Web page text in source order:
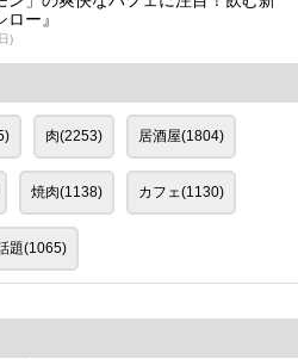
ー』
)
肉(2253) 居酒屋(1804)
焼肉(1138) カフェ(1130)
題(1065)